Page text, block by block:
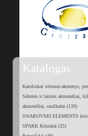
Katalogas
Karoliukai vėrimui-akmenys,
Sėkmės ir laimės akmenėliai,
akmenėliai, smilkalai (139)
SWAROVSKI ELEMENTS
SPARK Kristalai (25)